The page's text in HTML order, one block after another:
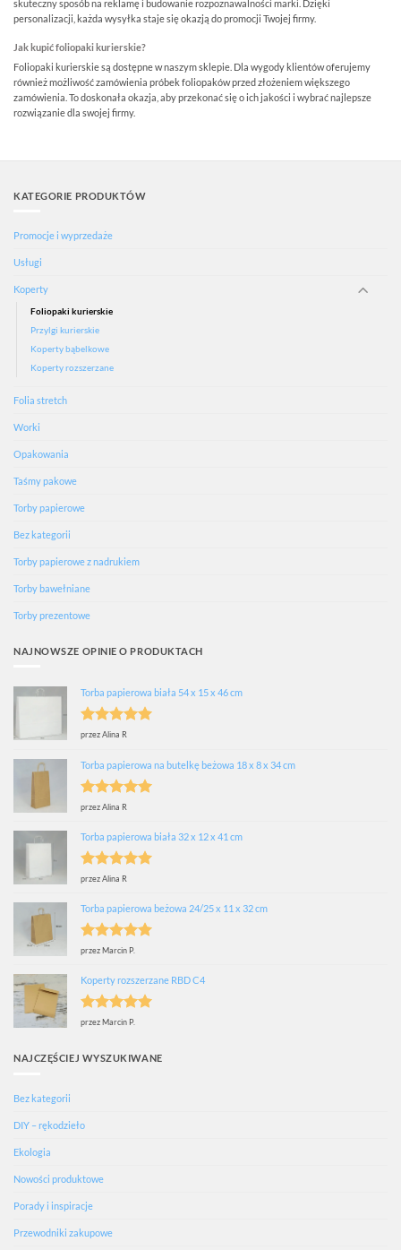
skuteczny sposób na reklamę i budowanie rozpoznawalności marki. Dzięki
personalizacji, każda wysyłka staje się okazją do promocji Twojej firmy.
Jak kupić foliopaki kurierskie?
Foliopaki kurierskie są dostępne w naszym sklepie. Dla wygody klientów oferujemy
również możliwość zamówienia próbek foliopaków przed złożeniem większego
zamówienia. To doskonała okazja, aby przekonać się o ich jakości i wybrać najlepsze
rozwiązanie dla swojej firmy.
KATEGORIE PRODUKTÓW
Promocje i wyprzedaże
Usługi
Koperty
Foliopaki kurierskie
Przylgi kurierskie
Koperty bąbelkowe
Koperty rozszerzane
Folia stretch
Worki
Opakowania
Taśmy pakowe
Torby papierowe
Bez kategorii
Torby papierowe z nadrukiem
Torby bawełniane
Torby prezentowe
NAJNOWSZE OPINIE O PRODUKTACH
Torba papierowa biała 54 x 15 x 46 cm
Oceniono
przez Alina R
Torba papierowa na butelkę beżowa 18 x 8 x 34 cm
Oceniono
przez Alina R
Torba papierowa biała 32 x 12 x 41 cm
Oceniono
przez Alina R
Torba papierowa beżowa 24/25 x 11 x 32 cm
Oceniono
przez Marcin P.
Koperty rozszerzane RBD C4
Oceniono
przez Marcin P.
NAJCZĘŚCIEJ WYSZUKIWANE
Bez kategorii
DIY – rękodzieło
Ekologia
Nowości produktowe
Porady i inspiracje
Przewodniki zakupowe